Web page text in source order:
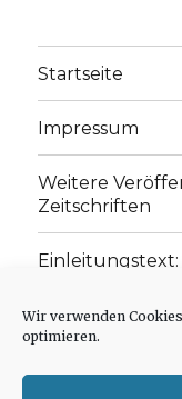
Wir verwenden
optimieren.
Startseite
Impressum
Weitere
Zeitschriften
„schwachen